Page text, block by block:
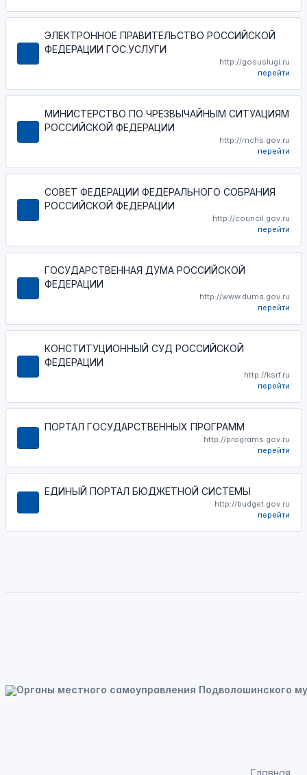
ЭЛЕКТРОННОЕ ПРАВИТЕЛЬСТВО РОССИЙСКОЙ
ФЕДЕРАЦИИ ГОС.УСЛУГИ
http://gosuslugi.ru
перейти
МИНИСТЕРСТВО ПО ЧРЕЗВЫЧАЙНЫМ СИТУАЦИЯМ
РОССИЙСКОЙ ФЕДЕРАЦИИ
http://mchs.gov.ru
перейти
СОВЕТ ФЕДЕРАЦИИ ФЕДЕРАЛЬНОГО СОБРАНИЯ
РОССИЙСКОЙ ФЕДЕРАЦИИ
http://council.gov.ru
перейти
ГОСУДАРСТВЕННАЯ ДУМА РОССИЙСКОЙ
ФЕДЕРАЦИИ
http://www.duma.gov.ru
перейти
КОНСТИТУЦИОННЫЙ СУД РОССИЙСКОЙ
ФЕДЕРАЦИИ
http://ksrf.ru
перейти
ПОРТАЛ ГОСУДАРСТВЕННЫХ ПРОГРАММ
http://programs.gov.ru
перейти
ЕДИНЫЙ ПОРТАЛ БЮДЖЕТНОЙ СИСТЕМЫ
http://budget.gov.ru
перейти
Главная